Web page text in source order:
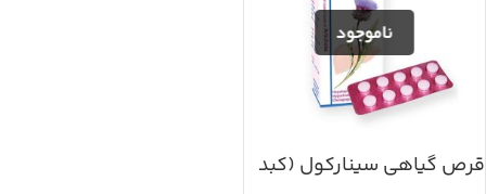
قرص گیاهی سینارکول (کبد